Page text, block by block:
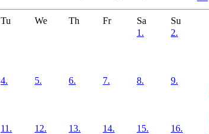
Tu We Th Fr Sa
Su
1.
2.
4. 5. 6. 7. 8. 9.
11. 12. 13. 14. 15. 16.